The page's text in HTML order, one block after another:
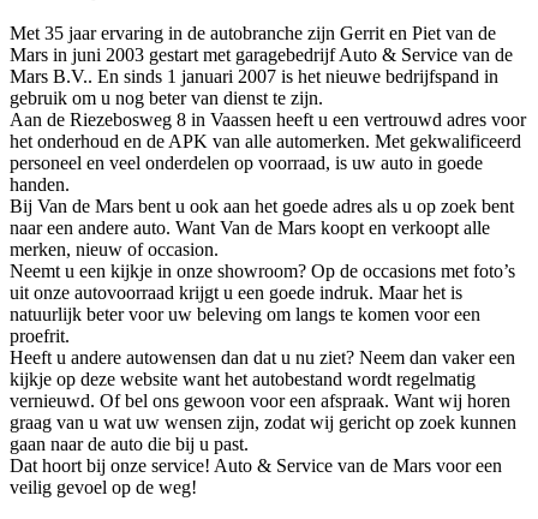
Met 35 jaar ervaring in de autobranche zijn Gerrit en Piet van de
Mars in juni 2003 gestart met garagebedrijf Auto & Service van de
Mars B.V.. En sinds 1 januari 2007 is het nieuwe bedrijfspand in
gebruik om u nog beter van dienst te zijn.
Aan de Riezebosweg 8 in Vaassen heeft u een vertrouwd adres voor
het onderhoud en de APK van alle automerken. Met gekwalificeerd
personeel en veel onderdelen op voorraad, is uw auto in goede
handen.
Bij Van de Mars bent u ook aan het goede adres als u op zoek bent
naar een andere auto. Want Van de Mars koopt en verkoopt alle
merken, nieuw of occasion.
Neemt u een kijkje in onze showroom? Op de occasions met foto’s
uit onze autovoorraad krijgt u een goede indruk. Maar het is
natuurlijk beter voor uw beleving om langs te komen voor een
proefrit.
Heeft u andere autowensen dan dat u nu ziet? Neem dan vaker een
kijkje op deze website want het autobestand wordt regelmatig
vernieuwd. Of bel ons gewoon voor een afspraak. Want wij horen
graag van u wat uw wensen zijn, zodat wij gericht op zoek kunnen
gaan naar de auto die bij u past.
Dat hoort bij onze service! Auto & Service van de Mars voor een
veilig gevoel op de weg!